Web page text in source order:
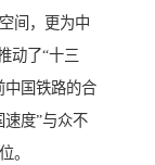
间，更为中
动了“十三
中国铁路的合
度”与众不
。